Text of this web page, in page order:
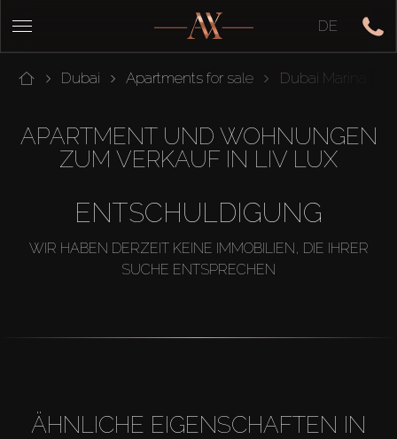
DE
Dubai Apartments for sale Dubai Marina
APARTMENT UND WOHNUNGEN
ZUM VERKAUF IN LIV LUX
ENTSCHULDIGUNG
WIR HABEN DERZEIT KEINE IMMOBILIEN, DIE IHRER
SUCHE ENTSPRECHEN
ÄHNLICHE EIGENSCHAFTEN IN